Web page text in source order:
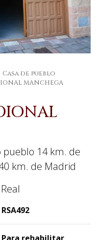
Casa de pueblo
MANCHEGA
14 km. de
km. de Madrid
RSA492